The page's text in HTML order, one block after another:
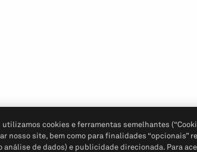
cookies e ferramentas semelhantes
nosso site, bem como para finalidades “opcionais”
de dados) e publicidade direcionada. Para